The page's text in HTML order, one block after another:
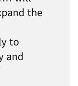
the
to
and